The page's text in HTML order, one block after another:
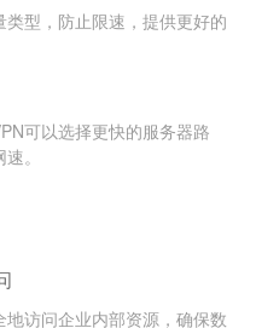
型，防止限速，提供更好的
可以选择更快的服务器路
。
地访问企业内部资源，确保数